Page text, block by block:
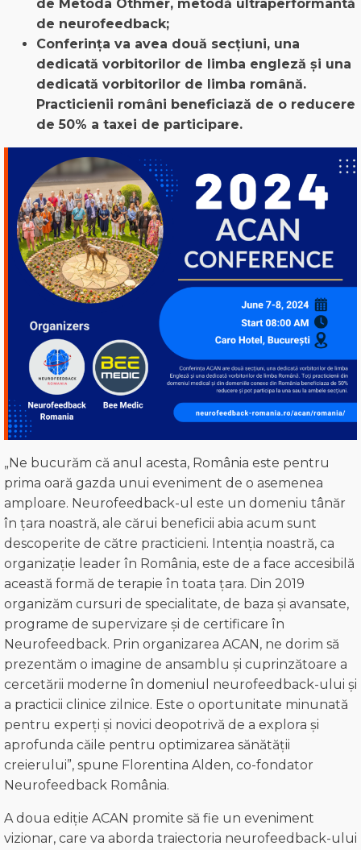
de Metoda Othmer, metodă ultraperformantă
de neurofeedback;
Conferința va avea două secțiuni, una
dedicată vorbitorilor de limba engleză și una
dedicată vorbitorilor de limba română.
Practicienii români beneficiază de o reducere
de 50% a taxei de participare.
„Ne bucurăm că anul acesta, România este pentru
prima oară gazda unui eveniment de o asemenea
amploare. Neurofeedback-ul este un domeniu tânăr
în țara noastră, ale cărui beneficii abia acum sunt
descoperite de către practicieni. Intenția noastră, ca
organizație leader în România, este de a face accesibilă
această formă de terapie în toata țara. Din 2019
organizăm cursuri de specialitate, de baza și avansate,
programe de supervizare și de certificare în
Neurofeedback. Prin organizarea ACAN, ne dorim să
prezentăm o imagine de ansamblu și cuprinzătoare a
cercetării moderne în domeniul neurofeedback-ului și
a practicii clinice zilnice. Este o oportunitate minunată
pentru experți și novici deopotrivă de a explora și
aprofunda căile pentru optimizarea sănătății
creierului”, spune Florentina Alden, co-fondator
Neurofeedback România.
A doua ediție ACAN promite să fie un eveniment
vizionar, care va aborda traiectoria neurofeedback-ului